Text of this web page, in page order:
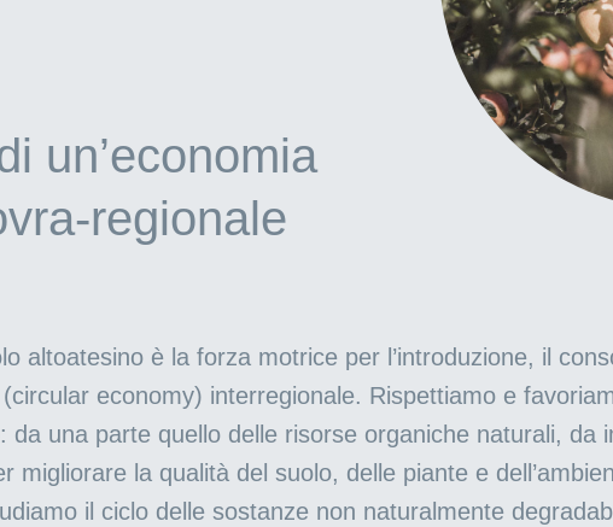
un’economia
regionale
altoatesino è la forza motrice per l’introduzione, il
(circular economy) interregionale. Rispettiamo e
da una parte quello delle risorse organiche naturali, da
migliorare la qualità del suolo, delle piante e
il ciclo delle sostanze non naturalmente